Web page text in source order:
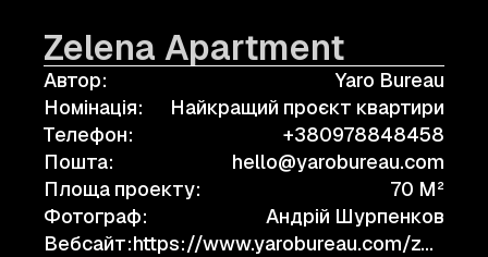
Zelena Apartment
Автор:
Yaro Bureau
Номінація:
Найкращий проєкт квартири
Телефон:
+380978848458
Пошта:
hello@yarobureau.com
Площа проекту:
70 M²
Фотограф:
Андрій Шурпенков
Вебсайт:
https://www.yarobureau.com/zelena